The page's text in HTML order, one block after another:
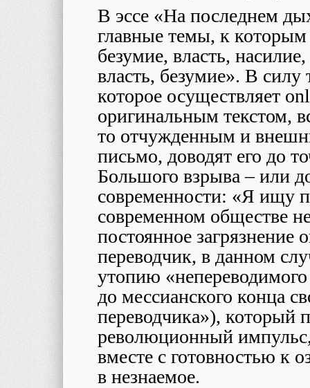
В эссе «На последнем
главные темы, к
безумие, власть,
власть, безумие». В силу
которое осуществляет
оригинальным текстом,
то отчужденным и
письмо, доводят его до
Большого взрыва – или
современности: «Я ищу
современном обществе
постоянное
переводчик, в данном
утопию
до мессианского конца
переводчика»), который
революционный
вместе с готовностью к
в незнаемое.